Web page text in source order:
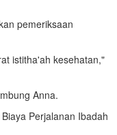
pemeriksaan
istitha'ah kesehatan,"
Anna.
Perjalanan Ibadah